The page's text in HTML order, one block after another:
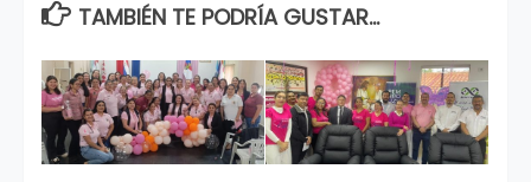
TAMBIÉN TE PODRÍA GUSTAR...